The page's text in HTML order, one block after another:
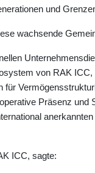
und
wachsende
von RAK
für
Präsenz und
ICC, sagte: